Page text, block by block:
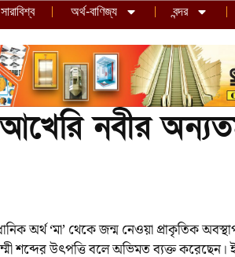
সারাবিশ্ব অর্থ-বাণিজ্য বন্দর